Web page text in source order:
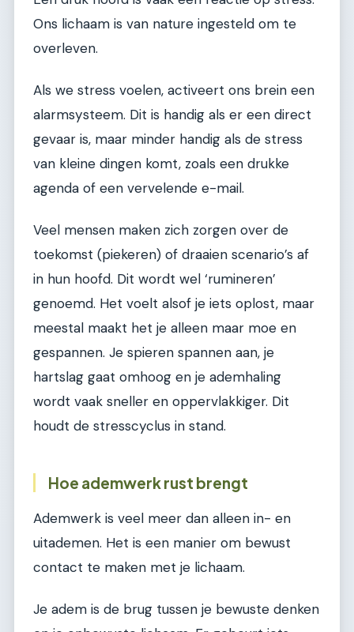
Ons lichaam is van nature ingesteld om te
overleven.
Als we stress voelen, activeert ons brein een
alarmsysteem. Dit is handig als er een direct
gevaar is, maar minder handig als de stress
van kleine dingen komt, zoals een drukke
agenda of een vervelende e-mail.
Veel mensen maken zich zorgen over de
toekomst (piekeren) of draaien scenario’s af
in hun hoofd. Dit wordt wel ‘rumineren’
genoemd. Het voelt alsof je iets oplost, maar
meestal maakt het je alleen maar moe en
gespannen. Je spieren spannen aan, je
hartslag gaat omhoog en je ademhaling
wordt vaak sneller en oppervlakkiger. Dit
houdt de stresscyclus in stand.
Hoe ademwerk rust brengt
Ademwerk is veel meer dan alleen in- en
uitademen. Het is een manier om bewust
contact te maken met je lichaam.
Je adem is de brug tussen je bewuste denken